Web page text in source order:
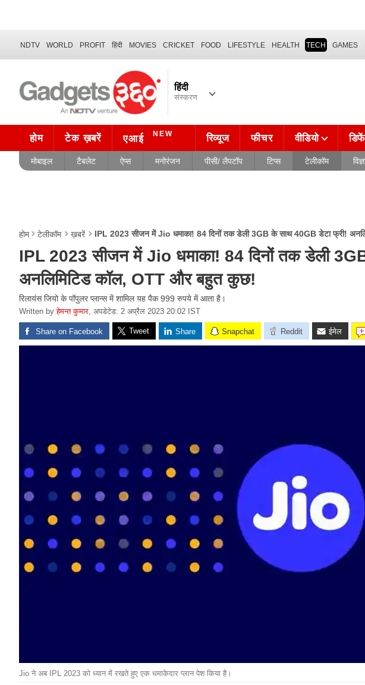
NDTV WORLD PROFIT हिंदी MOVIES CRICKET FOOD LIFESTYLE HEALTH TECH GAMES
हिंदी
संस्करण
होम टेक ख़बरें एआई NEW रिव्यूज फीचर वीडियो
मोबाइल टैबलेट ऐप्स मनोरंजन पीसी/ लैपटॉप टिप्स टेलीकॉम
होम टेलीकॉम ख़बरें IPL 2023 सीजन में Jio धमाका! 84 दिनों तक डेली 3GB के साथ 40GB डेटा फ्री!
IPL 2023 सीजन में Jio धमाका! 84 दिनों तक डेली
अनलिमिटिड कॉल, OTT और बहुत कुछ!
रिलायंस जियो के पॉपुलर प्लान्स में शामिल यह पैक 999 रुपये में आता है।
Written byहेमन्त कुमार, अपडेटेड: 2 अप्रैल 2023 20:02 IST
Share on Facebook Tweet Share Snapchat Reddit ईमेल
Jio ने अब IPL 2023 को ध्यान में रखते हुए एक धमाकेदार प्लान पेश किया है।